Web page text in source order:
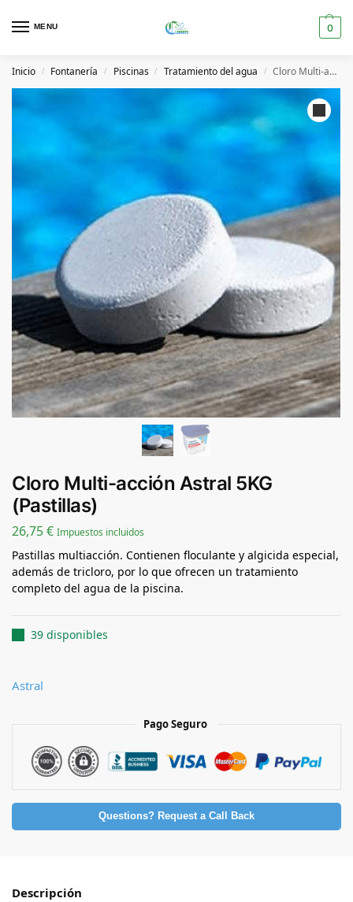
MENU 0
Inicio / Fontanería / Piscinas / Tratamiento del agua / Cloro Multi-acción Astral 5KG (Pastillas)
Cloro Multi-acción Astral 5KG
(Pastillas)
26,75€ Impuestos incluidos
Pastillas multiacción. Contienen floculante y algicida especial,
además de tricloro, por lo que ofrecen un tratamiento
completo del agua de la piscina.
39 disponibles
Astral
Pago Seguro
Questions? Request a Call Back
Descripción